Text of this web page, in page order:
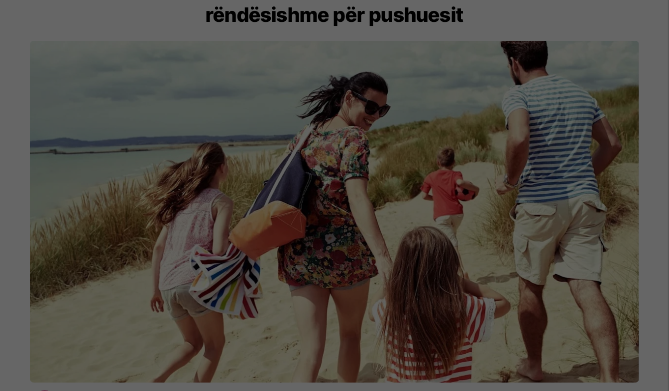
rëndësishme për pushuesit